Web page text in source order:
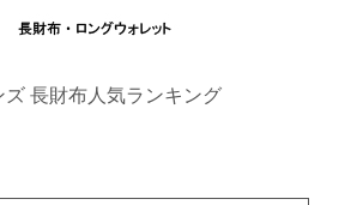
ズ 長財布人気ランキング